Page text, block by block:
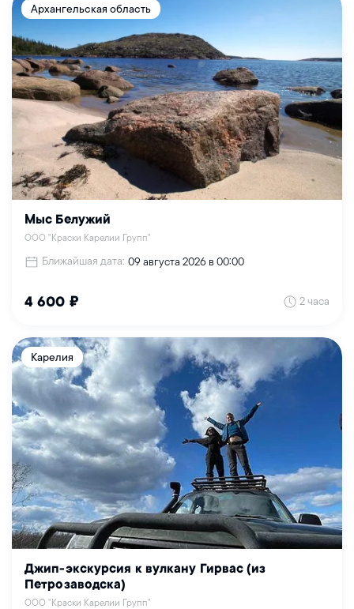
Архангельская область
Мыс Белужий
ООО "Краски Карелии Групп"
Ближайшая дата: 09 августа 2026 в 00:00
4 600 ₽ 2 часа
Карелия
Джип-экскурсия к вулкану Гирвас (из
Петрозаводска)
ООО "Краски Карелии Групп"